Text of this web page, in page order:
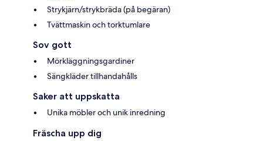
Strykjärn/strykbräda (på begäran)
Tvättmaskin och torktumlare
Sov gott
Mörkläggningsgardiner
Sängkläder tillhandahålls
Saker att uppskatta
Unika möbler och unik inredning
Fräscha upp dig